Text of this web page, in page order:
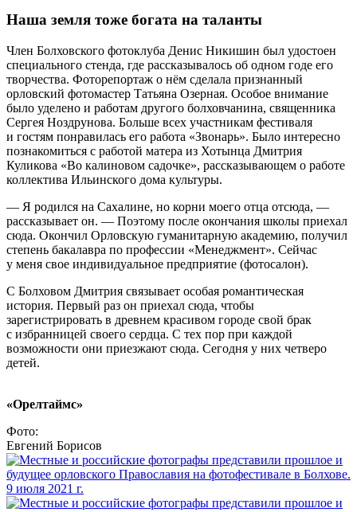
Наша земля тоже богата на таланты
Член Болховского фотоклуба Денис Никишин был удостоен
специального стенда, где рассказывалось об одном годе его
творчества. Фоторепортаж о нём сделала признанный
орловский фотомастер Татьяна Озерная. Особое внимание
было уделено и работам другого болховчанина, священника
Сергея Ноздрунова. Больше всех участникам фестиваля
и гостям понравилась его работа «Звонарь». Было интересно
познакомиться с работой матера из Хотынца Дмитрия
Куликова «Во калиновом садочке», рассказывающем о работе
коллектива Ильинского дома культуры.
— Я родился на Сахалине, но корни моего отца отсюда, —
рассказывает он. — Поэтому после окончания школы приехал
сюда. Окончил Орловскую гуманитарную академию, получил
степень бакалавра по профессии «Менеджмент». Сейчас
у меня свое индивидуальное предприятие (фотосалон).
С Болховом Дмитрия связывает особая романтическая
история. Первый раз он приехал сюда, чтобы
зарегистрировать в древнем красивом городе свой брак
с избранницей своего сердца. С тех пор при каждой
возможности они приезжают сюда. Сегодня у них четверо
детей.
«Орелтаймс»
Фото:
Евгений Борисов